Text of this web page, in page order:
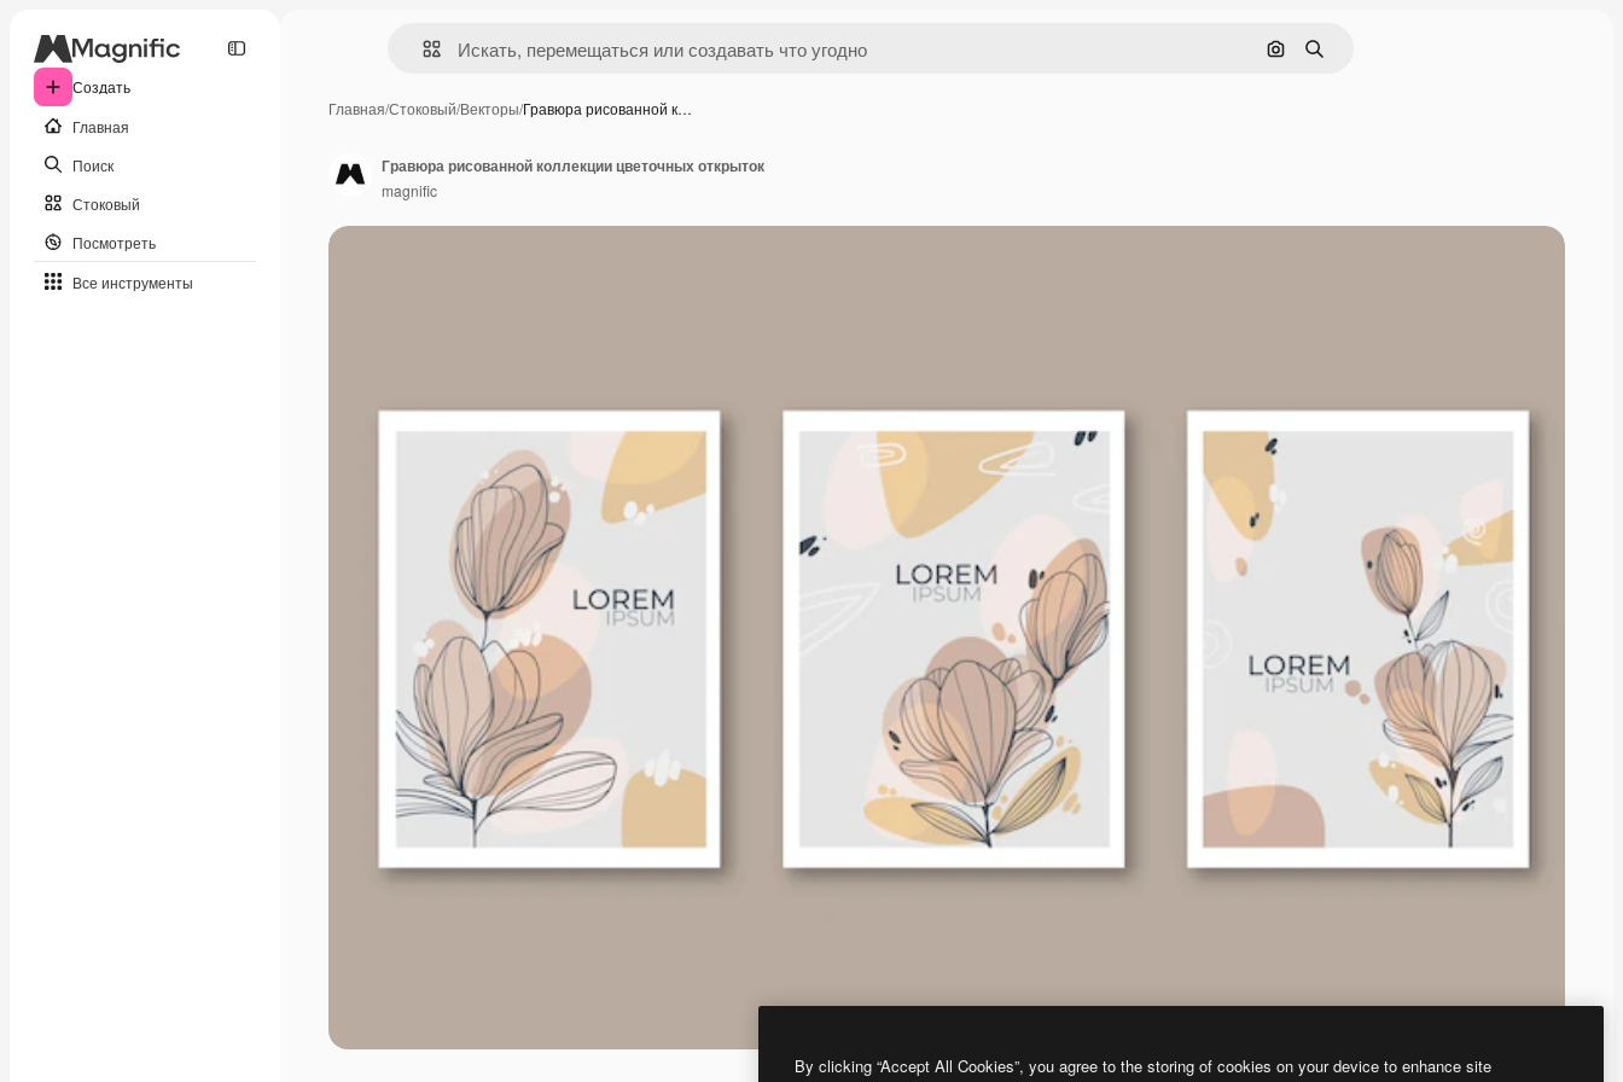
Создать
Главная
Поиск
Стоковый
Посмотреть
Все инструменты
Поиск по изображению
Поиск
Главная/Стоковый/Векторы/Гравюра рисованной к…
Гравюра рисованной коллекции цветочных открыток
magnific
By clicking “Accept All Cookies”, you agree to the storing of cookies on your device to enhance site